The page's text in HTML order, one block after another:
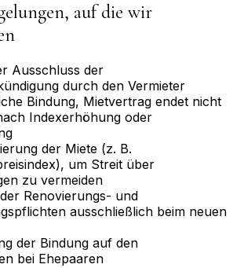
auf die wir
Ausschluss der
durch den Vermieter
Bindung, Mietvertrag endet nicht
Indexerhöhung oder
der Miete (z. B.
um Streit über
zu vermeiden
Renovierungs- und
ausschließlich beim neuen
der Bindung auf den
bei Ehepaaren